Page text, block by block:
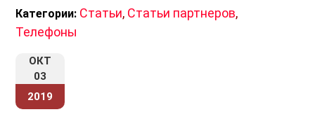
Категории: Статьи, Статьи партнеров,
Телефоны
ОКТ
03
2019